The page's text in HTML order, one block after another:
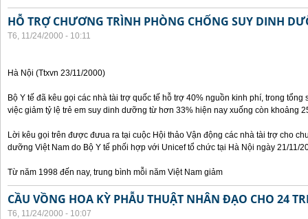
HỖ TRỢ CHƯƠNG TRÌNH PHÒNG CHỐNG SUY DINH
T6, 11/24/2000 - 10:11
Hà Nội (Ttxvn 23/11/2000)
Bộ Y tế đã kêu gọi các nhà tài trợ quốc tế hỗ trợ 40% nguồn kinh phí, trong tổng
việc giảm tỷ lệ trẻ em suy dinh dưỡng từ hơn 33% hiện nay xuống còn khoảng
Lời kêu gọi trên được đưua ra tại cuộc Hội thảo Vận động các nhà tài trợ cho
dưỡng Việt Nam do Bộ Y tế phối hợp với Unicef tổ chức tại Hà Nội ngày 21/11/
Từ năm 1998 đến nay, trung bình mỗi năm Việt Nam giảm
CẦU VỒNG HOA KỲ PHẪU THUẬT NHÂN ĐẠO CHO 24
T6, 11/24/2000 - 10:07